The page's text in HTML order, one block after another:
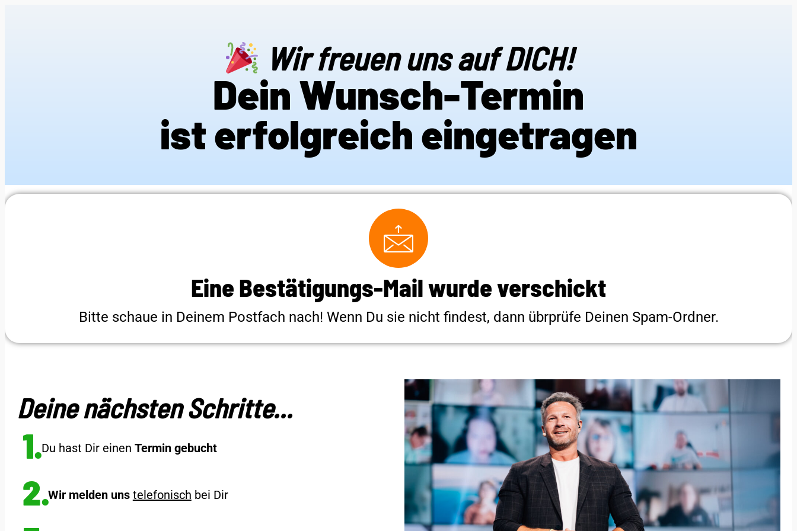
Wir freuen uns auf DICH!
Dein Wunsch-Termin
ist erfolgreich eingetragen
Eine Bestätigungs-Mail wurde verschickt
Bitte schaue in Deinem Postfach nach! Wenn Du sie nicht findest, dann übrprüfe Deinen Spam-Ordner.
Deine nächsten Schritte...
1.Du hast Dir einenTermin gebucht
2.Wir melden uns telefonisch bei Dir